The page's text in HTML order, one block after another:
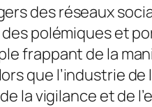
des réseaux
polémiques et
frappant de la
que l’industrie
la vigilance et de